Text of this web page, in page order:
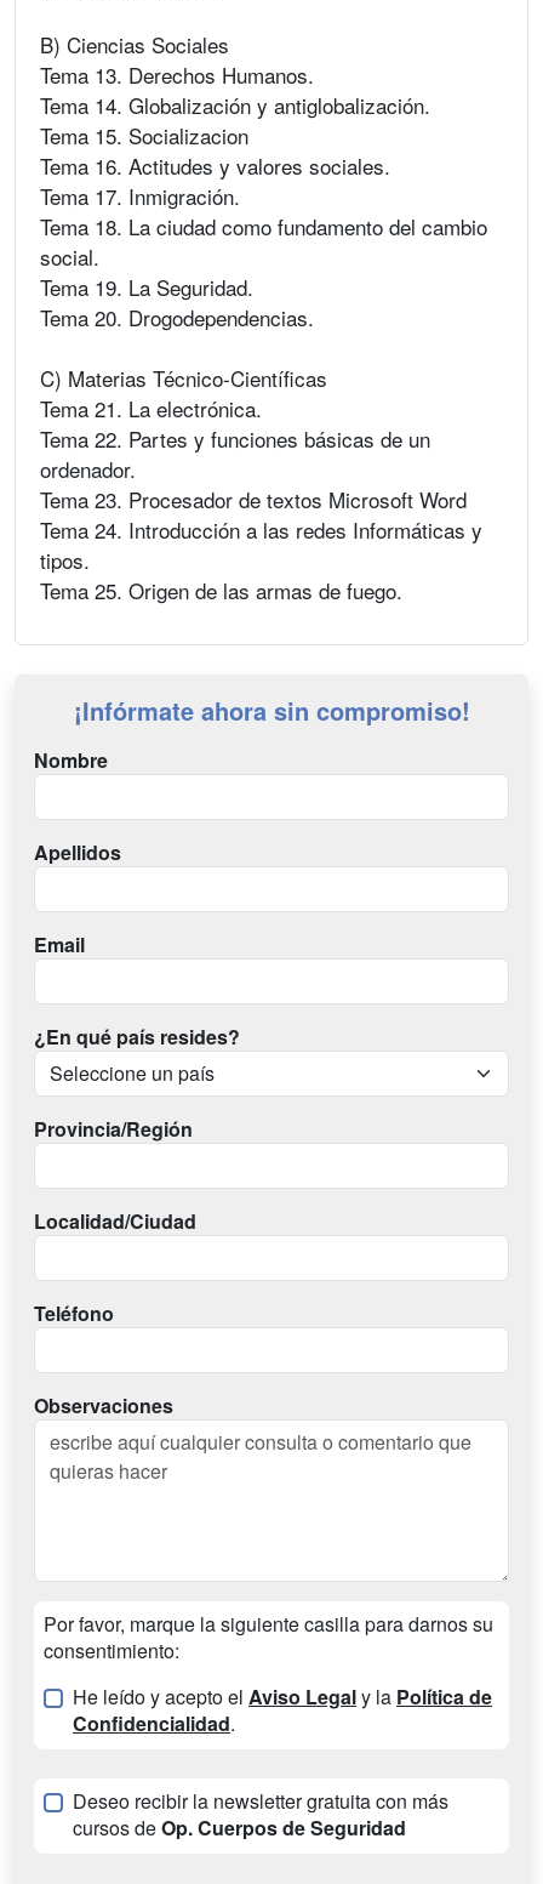
B) Ciencias Sociales
Tema 13. Derechos Humanos.
Tema 14. Globalización y antiglobalización.
Tema 15. Socializacion
Tema 16. Actitudes y valores sociales.
Tema 17. Inmigración.
Tema 18. La ciudad como fundamento del cambio
social.
Tema 19. La Seguridad.
Tema 20. Drogodependencias.
C) Materias Técnico-Científicas
Tema 21. La electrónica.
Tema 22. Partes y funciones básicas de un
ordenador.
Tema 23. Procesador de textos Microsoft Word
Tema 24. Introducción a las redes Informáticas y
tipos.
Tema 25. Origen de las armas de fuego.
¡Infórmate ahora sin compromiso!
Nombre
Apellidos
Email
¿En qué país resides?
Provincia/Región
Localidad/Ciudad
Teléfono
Observaciones
Por favor, marque la siguiente casilla para darnos su
consentimiento:
He leído y acepto el Aviso Legaly la Política de
Confidencialidad.
Deseo recibir la newsletter gratuita con más
cursos deOp. Cuerpos de Seguridad